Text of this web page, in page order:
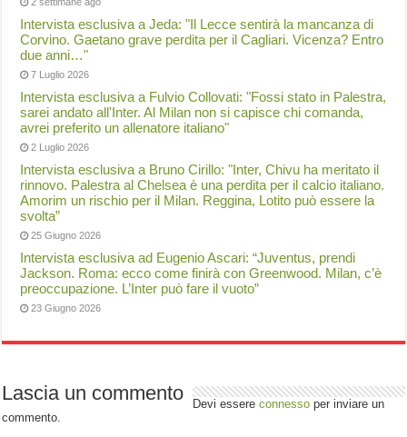
Intervista esclusiva a Jeda: "Il Lecce sentirà la mancanza di
Corvino. Gaetano grave perdita per il Cagliari. Vicenza? Entro
due anni…"
7 Luglio 2026
Intervista esclusiva a Fulvio Collovati: "Fossi stato in Palestra,
sarei andato all'Inter. Al Milan non si capisce chi comanda,
avrei preferito un allenatore italiano"
2 Luglio 2026
Intervista esclusiva a Bruno Cirillo: "Inter, Chivu ha meritato il
rinnovo. Palestra al Chelsea è una perdita per il calcio italiano.
Amorim un rischio per il Milan. Reggina, Lotito può essere la
svolta”
25 Giugno 2026
Intervista esclusiva ad Eugenio Ascari: “Juventus, prendi
Jackson. Roma: ecco come finirà con Greenwood. Milan, c’è
preoccupazione. L’Inter può fare il vuoto”
23 Giugno 2026
Lascia un commento Devi essereconnesso per inviare un
commento.